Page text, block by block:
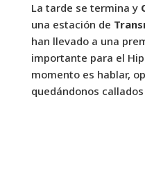
La tarde se termina y
una estación de
han llevado a una
importante para el
momento es hablar,
quedándonos